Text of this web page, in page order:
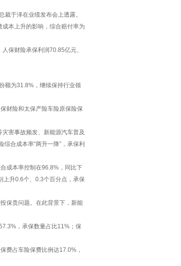
于泽在业绩发布会上透露。
本上升的影响，综合赔付率为
保财险承保利润70.85亿元、
额为31.8%，继续保持行业领
财险和太保产险车险原保险保
害事故频发、新能源汽车普及
合成本率“两升一降”，承保利
成本率控制在96.8%，同比下
上升0.6个、0.3个百分点，承保
保贵问题。在此背景下，新能
，承保数量占比11%；保
费占车险保费比例达17.0%，